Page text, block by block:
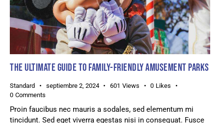
THE ULTIMATE GUIDE TO FAMILY-FRIENDLY AMUSEMENT PARKS
Standard septiembre 2, 2024 601 Views 0 Likes
0 Comments
Proin faucibus nec mauris a sodales, sed elementum mi
tincidunt. Sed eget viverra egestas nisi in consequat. Fusce